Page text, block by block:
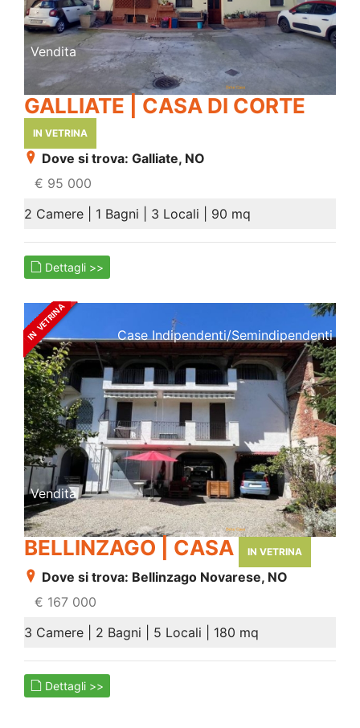
Vendita
GALLIATE | CASA DI CORTE
IN VETRINA
Dove si trova: Galliate, NO
€ 95 000
2 Camere | 1 Bagni | 3 Locali | 90 mq
Dettagli >>
Case Indipendenti/semindipendenti
Vendita
BELLINZAGO | CASA IN VETRINA
Dove si trova: Bellinzago Novarese, NO
€ 167 000
3 Camere | 2 Bagni | 5 Locali | 180 mq
Dettagli >>